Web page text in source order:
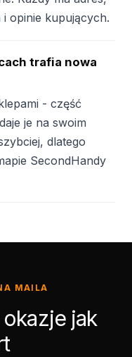
opinie kupujących.
trafia nowa
- część
je na swoim
dlatego
SecondHandy
MAILA
okazje jak